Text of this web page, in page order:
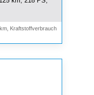
Kraftstoffverbrauch